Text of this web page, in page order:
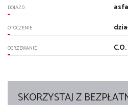
DOJAZD
OTOCZENIE
OGRZEWANIE
SKORZYSTAJ Z